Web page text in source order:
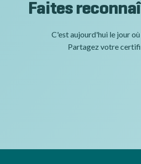
Faites
C'est aujourd'hui le jour
Partagez votre